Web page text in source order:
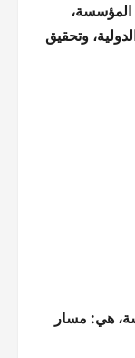
المؤسسة،
وتحقيق
هي: مسار